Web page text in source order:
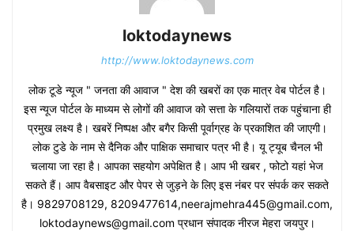
loktodaynews
http://www.loktodaynews.com
लोक टूडे न्यूज " जनता की आवाज " देश की खबरों का एक मात्र वेब पोर्टल है।
इस न्यूज पोर्टल के माध्यम से लोगों की आवाज को सत्ता के गलियारों तक पहुंचाना ही
प्रमुख लक्ष्य है। खबरें निष्पक्ष और बगैर किसी पूर्वाग्रह के प्रकाशित की जाएगी।
लोक टुडे के नाम से दैनिक और पाक्षिक समाचार पत्र भी है। यू ट्यूब चैनल भी
चलाया जा रहा है। आपका सहयोग अपेक्षित है। आप भी खबर , फोटो यहां भेज
सकते हैं। आप वैबसाइट और पेपर से जुड़ने के लिए इस नंबर पर संपर्क कर सकते
है। 9829708129, 8209477614,neerajmehra445@gmail.com,
loktodaynews@gmail.com प्रधान संपादक नीरज मेहरा जयपुर।